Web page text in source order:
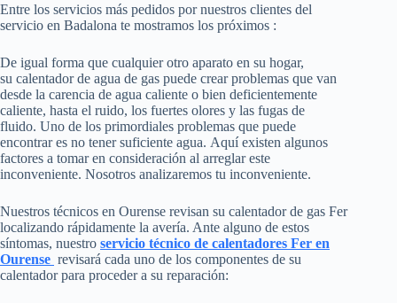
Entre los servicios más pedidos por nuestros clientes del
servicio en Badalona te mostramos los próximos :
De igual forma que cualquier otro aparato en su hogar,
su calentador de agua de gas puede crear problemas que van
desde la carencia de agua caliente o bien deficientemente
caliente, hasta el ruido, los fuertes olores y las fugas de
fluido. Uno de los primordiales problemas que puede
encontrar es no tener suficiente agua. Aquí existen algunos
factores a tomar en consideración al arreglar este
inconveniente. Nosotros analizaremos tu inconveniente.
Nuestros técnicos en Ourense revisan su calentador de gas Fer
localizando rápidamente la avería. Ante alguno de estos
síntomas, nuestro servicio técnico de calentadores Fer en
Ourense revisará cada uno de los componentes de su
calentador para proceder a su reparación: